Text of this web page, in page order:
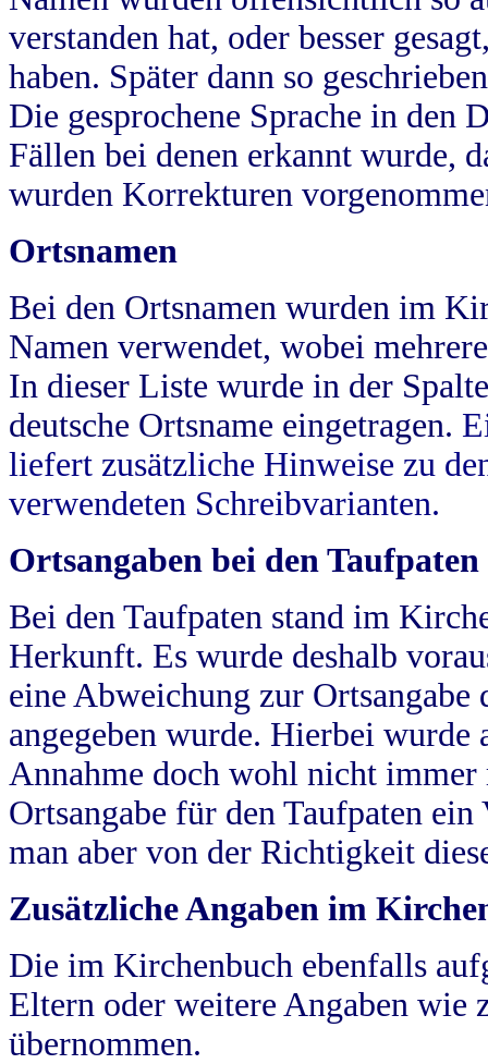
verstanden hat, oder besser
haben. Später dann so
Die gesprochene Sprache in
Fällen bei denen erkannt wurde,
wurden Korrekturen
Ortsnamen
Bei den Ortsnamen wurden im
Namen verwendet, wobei
In dieser Liste wurde in der
deutsche Ortsname eingetragen.
liefert zusätzliche Hinweise zu
verwendeten Schreibvarianten.
Ortsangaben bei den Taufpaten
Bei den Taufpaten stand im
Herkunft. Es wurde deshalb
eine Abweichung zur
angegeben wurde. Hierbei wurde
Annahme doch wohl nicht
Ortsangabe für den Taufpaten
man aber von der Richtigkeit
Zusätzliche Angaben im
Die im Kirchenbuch ebenfalls
Eltern oder weitere Angaben wie
übernommen.